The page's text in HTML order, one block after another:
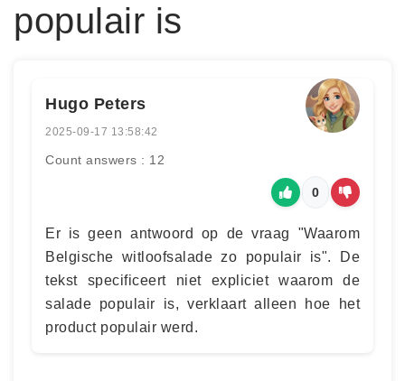
populair is
Hugo Peters
2025-09-17 13:58:42
Count answers : 12
0
Er is geen antwoord op de vraag "Waarom
Belgische witloofsalade zo populair is". De
tekst specificeert niet expliciet waarom de
salade populair is, verklaart alleen hoe het
product populair werd.